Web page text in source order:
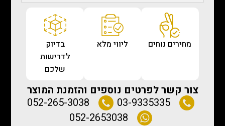
מחירים נוחים ליווי מלא
בדיוק
לדרישות
שלכם
צור קשר לפרטים נוספים והזמנת המוצר
03-9335335
052-265-3038
052-2653038